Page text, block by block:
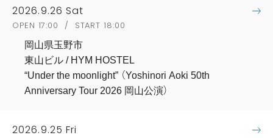
2026.9.26 Sat
OPEN 17:00 / START 18:00
岡山県玉野市
東山ビル / HYM HOSTEL
“Under the moonlight” （Yoshinori Aoki 50th
Anniversary Tour 2026 岡山公演）
2026.9.25 Fri